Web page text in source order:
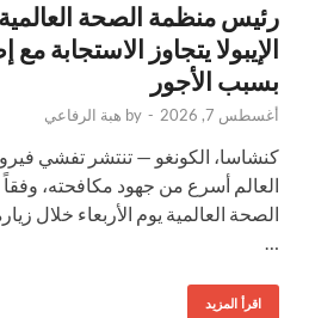
رئيس منظمة الصحة
الإيبولا يتجاوز الاستجابة
بسبب الأجور
أغسطس 7, 2026 -
by هبة الرفاعي
كنشاسا، الكونغو — تنتشر تفشي
العالم أسرع من جهود مكافحته،
الصحة العالمية يوم الأربعاء خلال
اقرأ المزيد